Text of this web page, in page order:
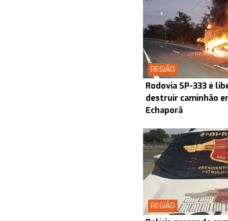
REGIÃO
Rodovia SP-333 é
destruir caminhão
Echaporã
REGIÃO